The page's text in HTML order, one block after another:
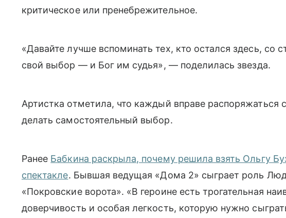
критическое или пренебрежительное.
«Давайте лучше вспоминать тех, кто остался здесь, со
свой выбор — и Бог им судья», — поделилась звезда.
Артистка отметила, что каждый вправе распоряжаться
делать самостоятельный выбор.
Ранее Бабкина раскрыла, почему решила взять Ольгу
спектакле. Бывшая ведущая «Дома 2» сыграет роль
«Покровские ворота». «В героине есть трогательная
доверчивость и особая легкость, которую нужно